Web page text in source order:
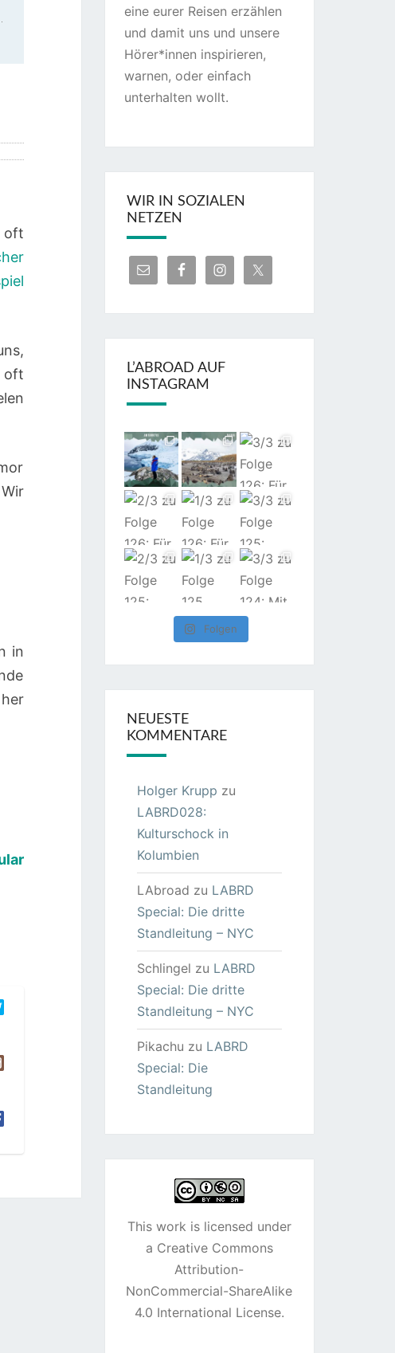
oft
oft
in
eine eurer Reisen erzählen
und damit uns und unsere
Hörer*innen inspirieren,
warnen, oder einfach
unterhalten wollt.
WIR IN SOZIALEN
NETZEN
L’ABROAD AUF
INSTAGRAM
Folgen
NEUESTE
KOMMENTARE
Holger Krupp zu
LABRD028:
Kulturschock in
Kolumbien
LAbroad zu LABRD
Special: Die dritte
Standleitung – NYC
Schlingel zu LABRD
Special: Die dritte
Standleitung – NYC
Pikachu zu LABRD
Special: Die
Standleitung
This work is licensed under
a Creative Commons
Attribution-
NonCommercial-ShareAlike
4.0 International License.